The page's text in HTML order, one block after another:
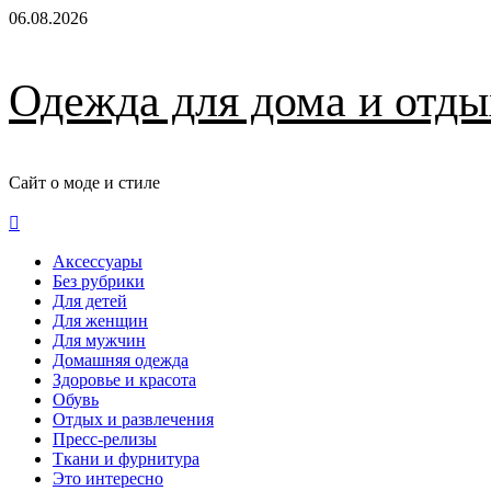
Перейти
06.08.2026
Одежда для дома и
Сайт о моде и стиле
Аксессуары
Без рубрики
Для детей
Для женщин
Для мужчин
Домашняя одежда
Здоровье и красота
Обувь
Отдых и развлечения
Пресс-релизы
Ткани и фурнитура
Это интересно